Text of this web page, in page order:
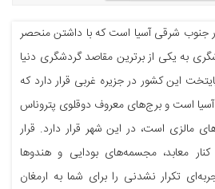
جنوب شرقی آسیا است که با داشتن منحصر
به یکی از برترین مقاصد گردشگری دنیا
این کشور در جزیره غربی قرار دارد که
آسیا است و برج‌های معروف دوقلوی پتروناس
مالزی است، در این شهر قرار دارد. قرار
معابد، مجسمه‌های بودایی و هندو‌ها
تکرار نشدنی را برای شما به ارمغان